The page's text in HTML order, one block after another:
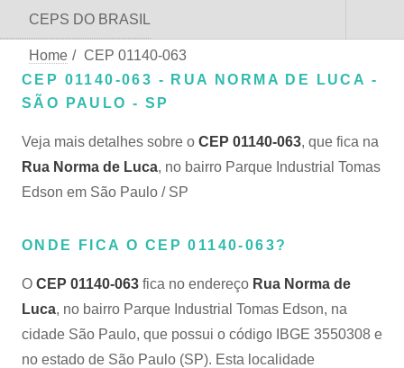
CEPS DO BRASIL
Home / CEP 01140-063
CEP 01140-063 - RUA NORMA DE LUCA -
SÃO PAULO - SP
Veja mais detalhes sobre o CEP 01140-063, que fica na
Rua Norma de Luca, no bairro Parque Industrial Tomas
Edson em São Paulo / SP
ONDE FICA O CEP 01140-063?
O CEP 01140-063 fica no endereço Rua Norma de
Luca, no bairro Parque Industrial Tomas Edson, na
cidade São Paulo, que possui o código IBGE 3550308 e
no estado de São Paulo (SP). Esta localidade